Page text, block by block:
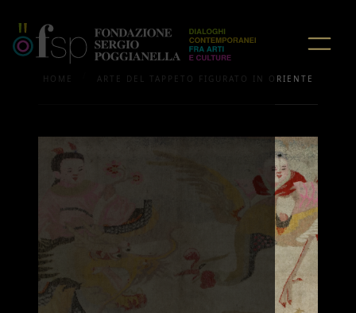
HOME ARTE DEL TAPPETO FIGURATO IN ORIENTE